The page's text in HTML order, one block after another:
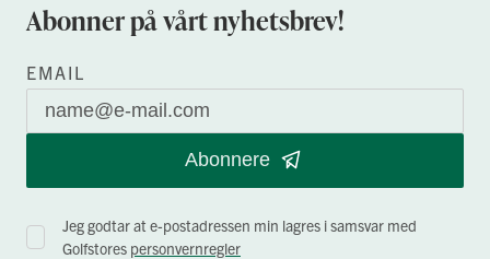
Abonner på vårt nyhetsbrev!
EMAIL
Abonnere
Jeg godtar at e-postadressen min lagres i samsvar med
Golfstores personvernregler